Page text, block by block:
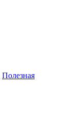
Полезная